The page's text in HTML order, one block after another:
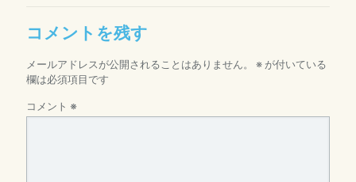
コメントを残す
メールアドレスが公開されることはありません。 ※ が付いている
欄は必須項目です
コメント ※